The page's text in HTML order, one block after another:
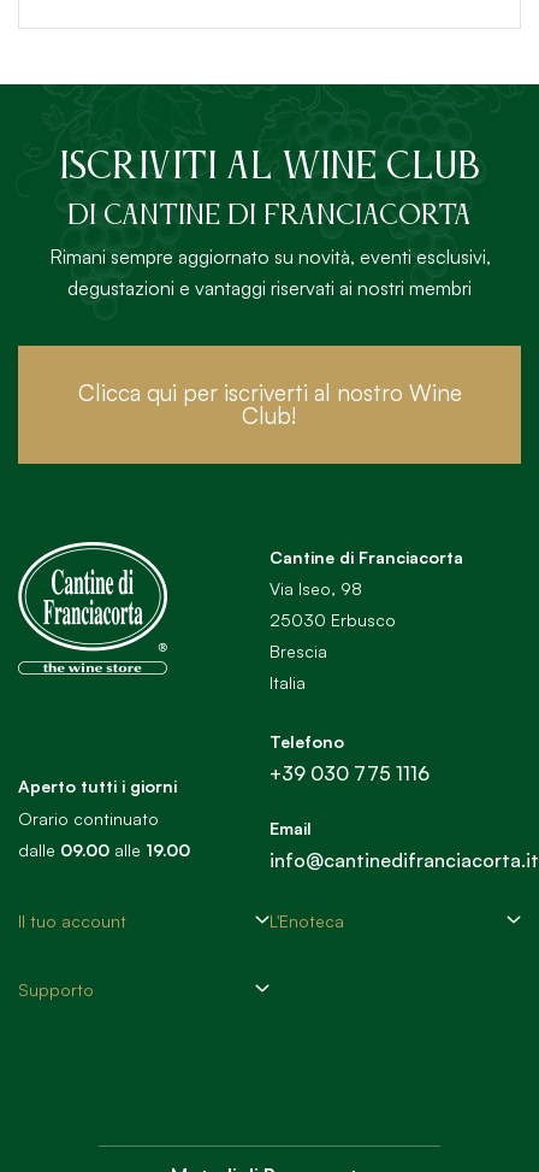
ISCRIVITI AL Wine Club
DI Cantine di Franciacorta
Rimani sempre aggiornato su novità, eventi esclusivi,
degustazioni e vantaggi riservati ai nostri membri
Clicca qui per iscriverti al nostro Wine
Club!
Aperto tutti i giorni
Orario continuato
dalle 09.00 alle 19.00
Cantine di Franciacorta
Via Iseo, 98
25030 Erbusco
Brescia
Italia
Telefono
+39 030 775 1116
Email
info@cantinedifranciacorta.it
Il tuo account L'Enoteca
Supporto